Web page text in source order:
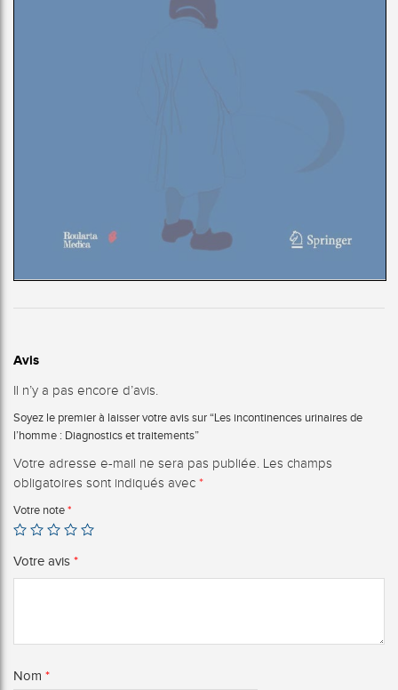
Avis
Il n’y a pas encore d’avis.
Soyez le premier à laisser votre avis sur “Les incontinences urinaires de
l’homme : Diagnostics et traitements”
Votre adresse e-mail ne sera pas publiée. Les champs
obligatoires sont indiqués avec *
Votre note *
Votre avis *
Nom *